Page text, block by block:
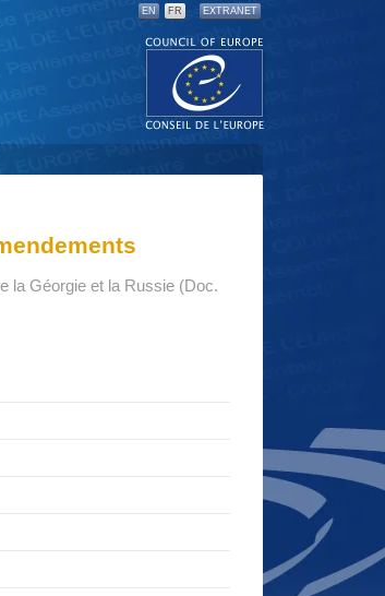
EN FR EXTRANET
la Géorgie et la Russie (Doc.